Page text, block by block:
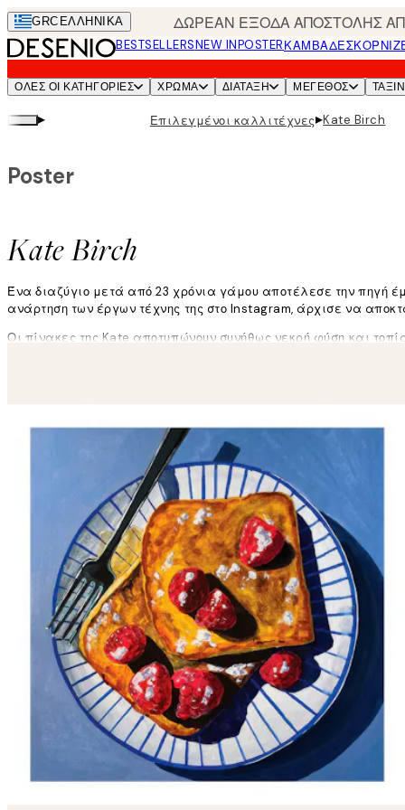
Skip
to
main
content.
GRC ΕΛΛΗΝΙΚΆ ΔΩΡΕΑΝ ΕΞΟΔΑ ΑΠΟΣΤΟΛΗΣ
BESTSELLERSNEW INPOSTERΚΑΜΒΆΔΕΣ
ΌΛΕΣ ΟΙ ΚΑΤΗΓΟΡΊΕΣ ΧΡΩΜΑ ΔΙΑΤΑΞΗ ΜΕΓΕΘΟΣ
▸ Επιλεγμένοι καλλιτέχνες▸Kate Birch
Kate Birch
Poster
Ένα διαζύγιο μετά από 23 χρόνια γάμου αποτέλεσε την πηγή
ανάρτηση των έργων τέχνης της στο Instagram, άρχισε να
Οι πίνακες της Kate αποτυπώνουν συνήθως νεκρή φύση και